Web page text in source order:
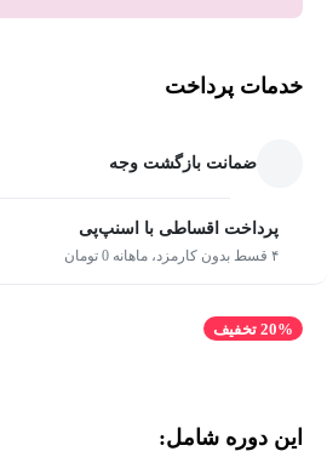
خدمات پرداخت
ضمانت بازگشت وجه
پرداخت اقساطی با اسنپ‌پی
۴ قسط بدون کارمزد، ماهانه 0 تومان
20% تخفیف
این دوره شامل: